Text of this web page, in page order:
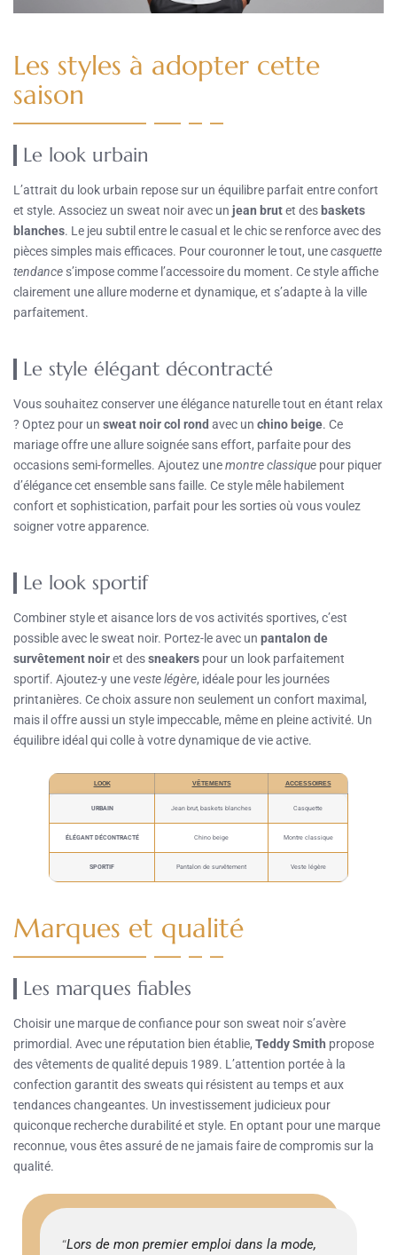
Les styles à adopter cette
saison
Le look urbain
L’attrait du look urbain repose sur un équilibre parfait entre confort
et style. Associez un sweat noir avec un jean brutet des baskets
blanches. Le jeu subtil entre le casual et le chic se renforce avec des
pièces simples mais efficaces. Pour couronner le tout, unecasquette
tendance s’impose comme l’accessoire du moment. Ce style affiche
clairement une allure moderne et dynamique, et s’adapte à la ville
parfaitement.
Le style élégant décontracté
Vous souhaitez conserver une élégance naturelle tout en étant relax
? Optez pour un sweat noir col rond avec un chino beige. Ce
mariage offre une allure soignée sans effort, parfaite pour des
occasions semi-formelles. Ajoutez unemontre classique pour piquer
d’élégance cet ensemble sans faille. Ce style mêle habilement
confort et sophistication, parfait pour les sorties où vous voulez
soigner votre apparence.
Le look sportif
Combiner style et aisance lors de vos activités sportives, c’est
possible avec le sweat noir. Portez-le avec un pantalon de
survêtement noiret dessneakers pour un look parfaitement
sportif. Ajoutez-y uneveste légère, idéale pour les journées
printanières. Ce choix assure non seulement un confort maximal,
mais il offre aussi un style impeccable, même en pleine activité. Un
équilibre idéal qui colle à votre dynamique de vie active.
LOOK VÊTEMENTS ACCESSOIRES
URBAIN Jean brut, baskets blanches Casquette
ÉLÉGANT DÉCONTRACTÉ Chino beige Montre classique
SPORTIF Pantalon de survêtement Veste légère
Marques et qualité
Les marques fiables
Choisir une marque de confiance pour son sweat noir s’avère
primordial. Avec une réputation bien établie, Teddy Smith propose
des vêtements de qualité depuis 1989. L’attention portée à la
confection garantit des sweats qui résistent au temps et aux
tendances changeantes. Un investissement judicieux pour
quiconque recherche durabilité et style. En optant pour une marque
reconnue, vous êtes assuré de ne jamais faire de compromis sur la
qualité.
Lors de mon premier emploi dans la mode,